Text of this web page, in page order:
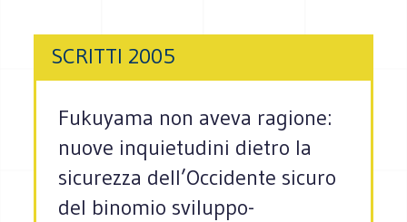
SCRITTI 2005
Fukuyama non aveva ragione:
nuove inquietudini dietro la
sicurezza dell’Occidente sicuro
del binomio sviluppo-